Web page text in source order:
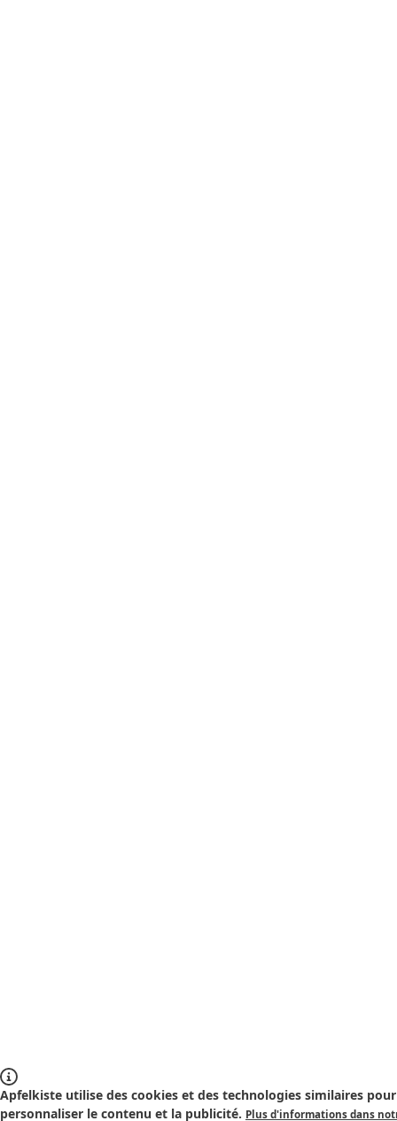
Apfelkiste utilise des cookies et des technologies similaires
personnaliser le contenu et la publicité. Plus d'informations dans